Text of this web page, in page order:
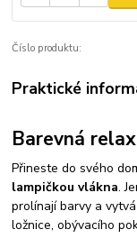
Číslo produktu:
Praktické
Barevná
Přineste do svého
lampičkou vlákna.
prolínají barvy a
ložnice, obývacího